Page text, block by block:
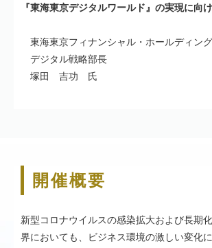
『東海東京デジタルワールド』の実現に向
東海東京フィナンシャル・ホールディン
デジタル戦略部長
塚田 吉功 氏
開催概要
新型コロナウイルスの感染拡大および長期
界においても、ビジネス環境の激しい変化